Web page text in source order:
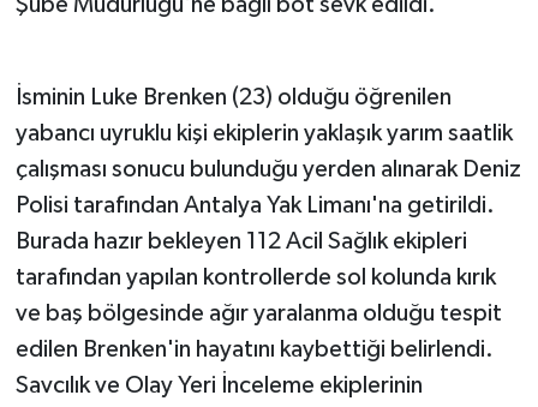
İsminin Luke Brenken (23) olduğu öğrenilen
yabancı uyruklu kişi ekiplerin yaklaşık yarım saatlik
çalışması sonucu bulunduğu yerden alınarak Deniz
Polisi tarafından Antalya Yak Limanı'na getirildi.
Burada hazır bekleyen 112 Acil Sağlık ekipleri
tarafından yapılan kontrollerde sol kolunda kırık
ve baş bölgesinde ağır yaralanma olduğu tespit
edilen Brenken'in hayatını kaybettiği belirlendi.
Savcılık ve Olay Yeri İnceleme ekiplerinin